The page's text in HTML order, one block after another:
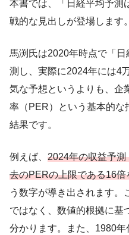
本書では、「日経平均予測
戦的な見出しが登場します。
馬渕氏は2020年時点で「
測し、実際に2024年には4
気な予想というよりも、企
率（PER）という基本的な
結果です。
例えば、 2024年の収益予
去のPERの上限である16
う数字が導き出されます。
ではなく、数値的根拠に基
分かります。また、1980